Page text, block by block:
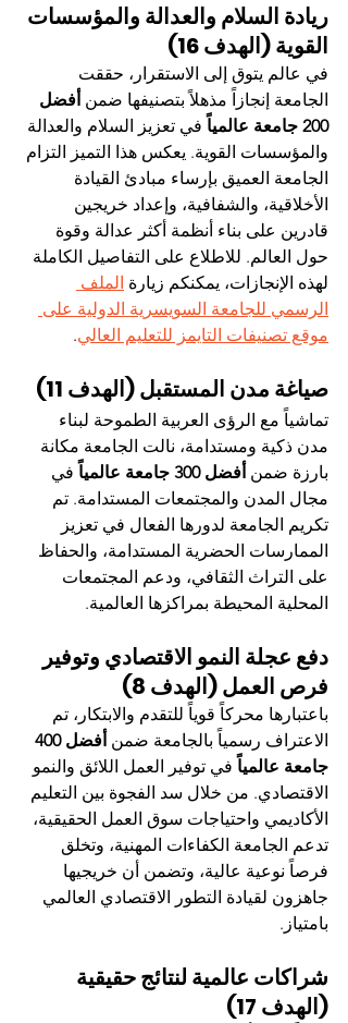
ريادة السلام والعدالة والمؤسسات
القوية (الهدف 16)
في عالم يتوق إلى الاستقرار، حققت
الجامعة إنجازاً مذهلاً بتصنيفها ضمن أفضل
200 جامعة عالمياً
في تعزيز السلام والعدالة
والمؤسسات القوية. يعكس هذا التميز التزام
الجامعة العميق بإرساء مبادئ القيادة
الأخلاقية، والشفافية، وإعداد خريجين
قادرين على بناء أنظمة أكثر عدالة وقوة
حول العالم. للاطلاع على التفاصيل الكاملة
لهذه الإنجازات، يمكنكم زيارة الملف
الرسمي للجامعة السويسرية الدولية على
موقع تصنيفات التايمز للتعليم العالي.
صياغة مدن المستقبل (الهدف 11)
تماشياً مع الرؤى العربية الطموحة لبناء
مدن ذكية ومستدامة، نالت الجامعة مكانة
بارزة ضمن أفضل 300 جامعة عالمياً
في
مجال المدن والمجتمعات المستدامة. تم
تكريم الجامعة لدورها الفعال في تعزيز
الممارسات الحضرية المستدامة، والحفاظ
على التراث الثقافي، ودعم المجتمعات
المحلية المحيطة بمراكزها العالمية.
دفع عجلة النمو الاقتصادي وتوفير
فرص العمل (الهدف 8)
باعتبارها محركاً قوياً للتقدم والابتكار، تم
الاعتراف رسمياً بالجامعة ضمن
جامعة عالمياً في توفير العمل اللائق والنمو
الاقتصادي. من خلال سد الفجوة بين التعليم
الأكاديمي واحتياجات سوق العمل الحقيقية،
تدعم الجامعة الكفاءات المهنية، وتخلق
فرصاً نوعية عالية، وتضمن أن خريجيها
جاهزون لقيادة التطور الاقتصادي العالمي
بامتياز.
شراكات عالمية لنتائج حقيقية
(الهدف 17)